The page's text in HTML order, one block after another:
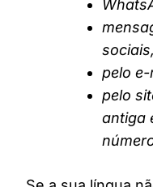
sociais,
pelo e-
pelo
antiga